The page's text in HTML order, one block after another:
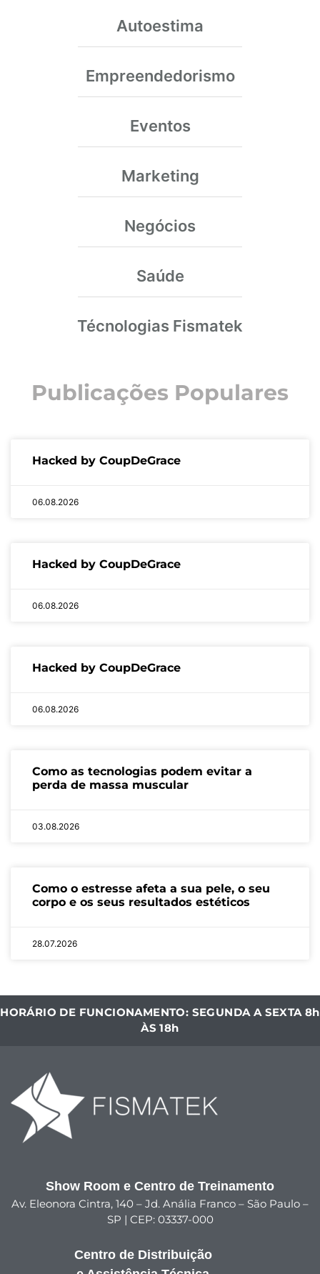
Autoestima
Empreendedorismo
Eventos
Marketing
Negócios
Saúde
Técnologias Fismatek
Publicações Populares
Hacked by CoupDeGrace
06.08.2026
Hacked by CoupDeGrace
06.08.2026
Hacked by CoupDeGrace
06.08.2026
Como as tecnologias podem evitar a
perda de massa muscular
03.08.2026
Como o estresse afeta a sua pele, o seu
corpo e os seus resultados estéticos
28.07.2026
HORÁRIO DE FUNCIONAMENTO: SEGUNDA A SEXTA 8h
ÀS 18h
Show Room e Centro de Treinamento
Av. Eleonora Cintra, 140 – Jd. Anália Franco – São Paulo –
SP | CEP: 03337-000
Centro de Distribuição